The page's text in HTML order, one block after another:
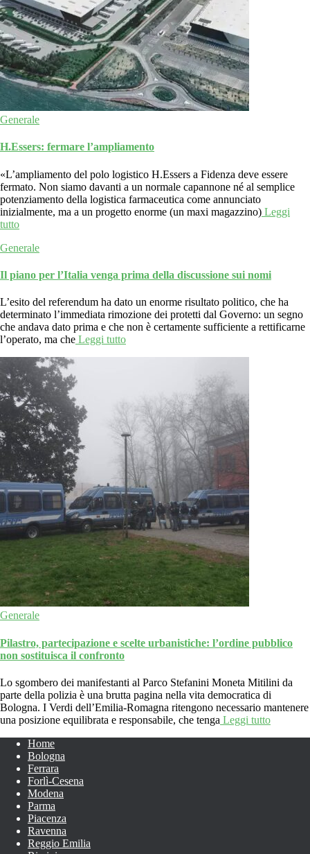
Generale
H.Essers: fermare l’ampliamento
«L’ampliamento del polo logistico H.Essers a Fidenza deve essere
fermato. Non siamo davanti a un normale capannone né al semplice
potenziamento della logistica farmaceutica come annunciato
inizialmente, ma a un progetto enorme (un maxi magazzino) Leggi
tutto
Generale
Il piano per l’Italia venga prima della discussione sui nomi
L’esito del referendum ha dato un enorme risultato politico, che ha
determinato l’immediata rimozione dei protetti dal Governo: un segno
che andava dato prima e che non è certamente sufficiente a rettificarne
l’operato, ma che Leggi tutto
Generale
Pilastro, partecipazione e scelte urbanistiche: l’ordine pubblico
non sostituisca il confronto
Lo sgombero dei manifestanti al Parco Stefanini Moneta Mitilini da
parte della polizia è una brutta pagina nella vita democratica di
Bologna. I Verdi dell’Emilia-Romagna ritengono necessario mantenere
una posizione equilibrata e responsabile, che tenga Leggi tutto
Home
Bologna
Ferrara
Forlì-Cesena
Modena
Parma
Piacenza
Ravenna
Reggio Emilia